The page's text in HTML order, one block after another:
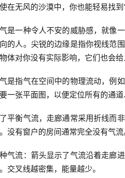
在无风的沙漠中，你也能轻易找到
是一种令人不安的威胁感，就像
的人。尖锐的边缘是指你视线范
体对你没有实际影响，它们也会
是指气在空间中的物理流动，例
一张平面图，以便定位所有的通
平衡气流，走廊通常采用折线而
没有窗户的房间通常完全没有气流
气流：箭头显示了气流沿着走廊
交叉线越密集，能量越少。